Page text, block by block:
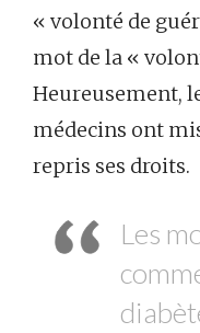
« volonté de
mot de la «
Heureusement,
médecins ont
repris ses droits.
Les